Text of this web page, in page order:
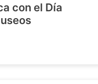
con el Día